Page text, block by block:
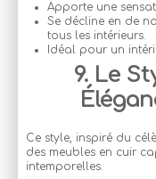
Apporte une
Se décline en de
tous les intérieurs.
Idéal pour un
9. Le
Ce style, inspiré du
des meubles en cuir
intemporelles.